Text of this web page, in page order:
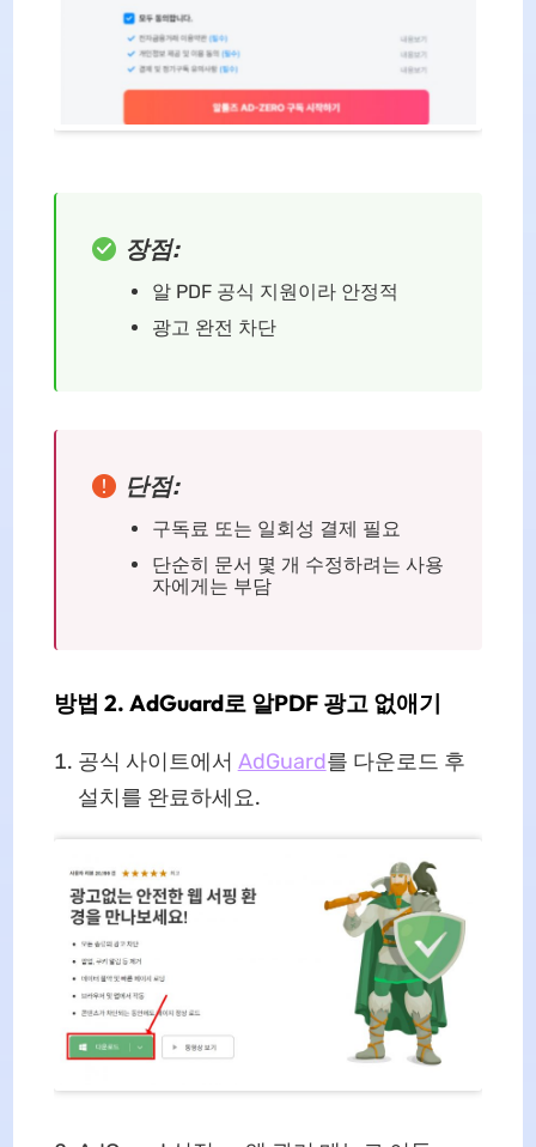
장점:
알 PDF 공식 지원이라 안정적
광고 완전 차단
단점:
구독료 또는 일회성 결제 필요
단순히 문서 몇 개 수정하려는 사용
자에게는 부담
방법 2. AdGuard로 알PDF 광고 없애기
공식 사이트에서 AdGuard를 다운로드 후
설치를 완료하세요.